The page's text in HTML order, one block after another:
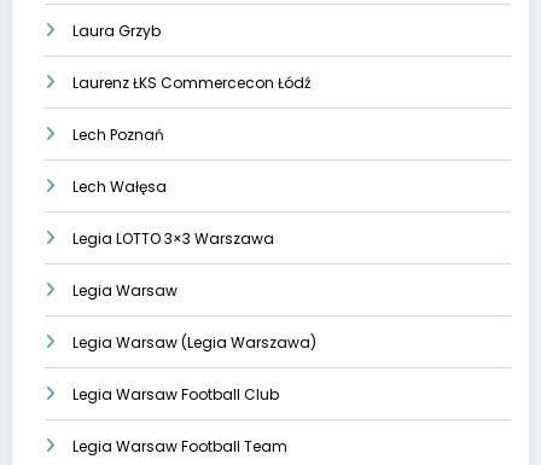
Laura Grzyb
Laurenz ŁKS Commercecon Łódź
Lech Poznań
Lech Wałęsa
Legia LOTTO 3×3 Warszawa
Legia Warsaw
Legia Warsaw (Legia Warszawa)
Legia Warsaw Football Club
Legia Warsaw Football Team